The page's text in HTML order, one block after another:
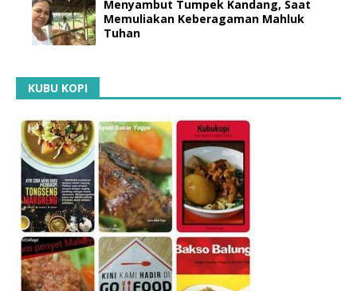
Menyambut Tumpek Kandang, Saat
Memuliakan Keberagaman Mahluk
Tuhan
KUBU KOPI